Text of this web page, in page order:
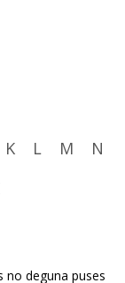
K L M
N
no deguna puses